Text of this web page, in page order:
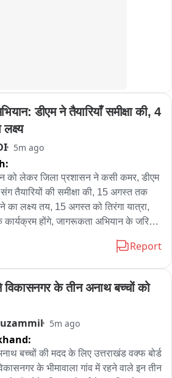
असा संघर्ष सुरू आहे..
वडत आहे मात्र जुन्यांच्या तोंडाला पान
उद्याच्या पत्रकार परिषदेत मी बोलणार..
माहिती आहे. फलटण येथील त्यांचे
भाजपला आंदोलन हाताळता येत नाही भाजप
एकनाथ शिंदे यांना मार्केटिंग जमल आहे.
जमलं नाही..
डीएम ने तैयारियाँ समीक्षा की, 4
5m ago
को लेकर जिला प्रशासन ने कसी कमर, डीएम
तैयारियों की समीक्षा की, 15 अगस्त तक
का लक्ष्य तय, 15 अगस्त को तिरंगा यात्रा,
होंगे, जागरूकता अभियान के जरिये
Report
विकासनगर के तीन अनाथ बच्चों को
5m ago
अनाथ बच्चों की मदद के लिए उत्तराखंड वक्फ बोर्ड
के भीमावाला गांव में रहने वाले इन तीन